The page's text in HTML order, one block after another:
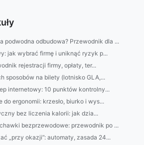
podwodna odbudowa? Przewodnik dla ...
jak wybrać firmę i uniknąć ryzyk p...
rejestracji firmy, opłaty, ter...
sposobów na bilety (lotnisko GLA,...
internetowy: 10 punktów kontrolny...
ergonomii: krzesło, biurko i wys...
bez liczenia kalorii: jak dzia...
bezprzewodowe: przewodnik po ...
„przy okazji”: automaty, zasada 24...